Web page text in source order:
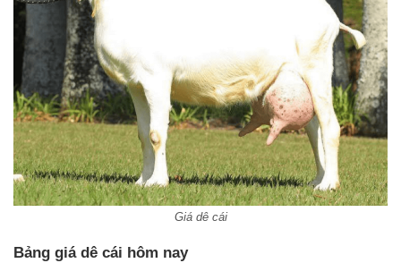
Giá dê cái
Bảng giá dê cái hôm nay